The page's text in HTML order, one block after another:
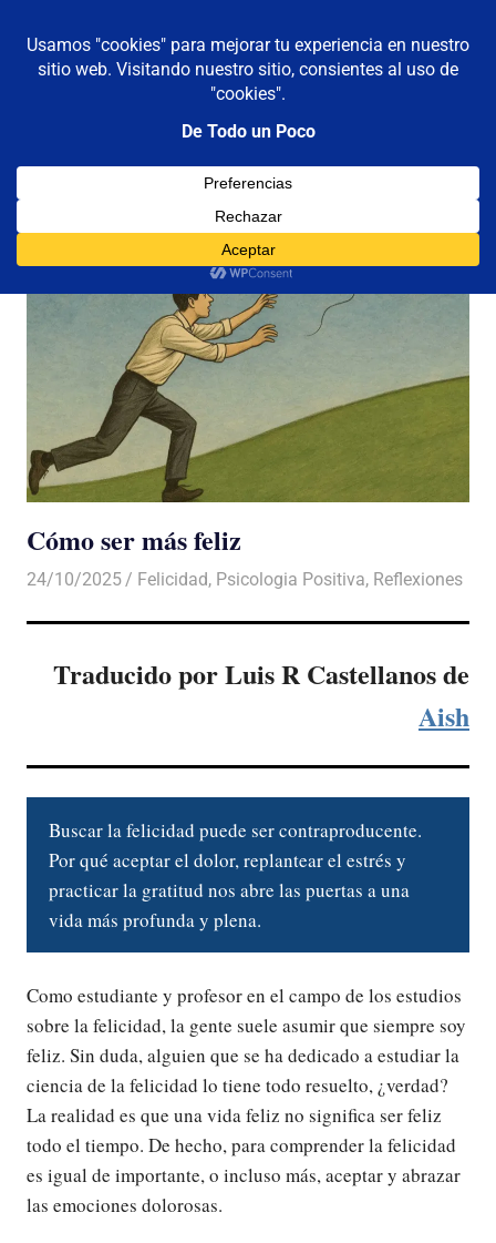
contenido
De todo un poco
Reflexiones,
Viajes
MENÚ
Cómo ser más feliz
24/10/2025 De todo un Poco
Felicidad, Psicologia Positiva, Reflexiones
Traducido por Luis R Castellanos de
Aish
Buscar la felicidad puede ser contraproducente.
Por qué aceptar el dolor, replantear el estrés y
practicar la gratitud nos abre las puertas a una
vida más profunda y plena.
Como estudiante y profesor en el campo de los estudios
sobre la felicidad, la gente suele asumir que siempre soy
feliz. Sin duda, alguien que se ha dedicado a estudiar la
ciencia de la felicidad lo tiene todo resuelto, ¿verdad?
La realidad es que una vida feliz no significa ser feliz
todo el tiempo. De hecho, para comprender la felicidad
es igual de importante, o incluso más, aceptar y abrazar
las emociones dolorosas.